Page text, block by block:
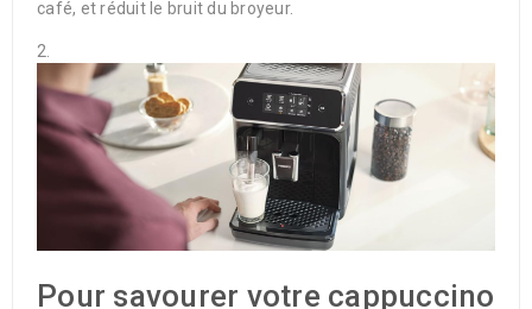
café, et réduit le bruit du broyeur.
Pour savourer votre cappuccino